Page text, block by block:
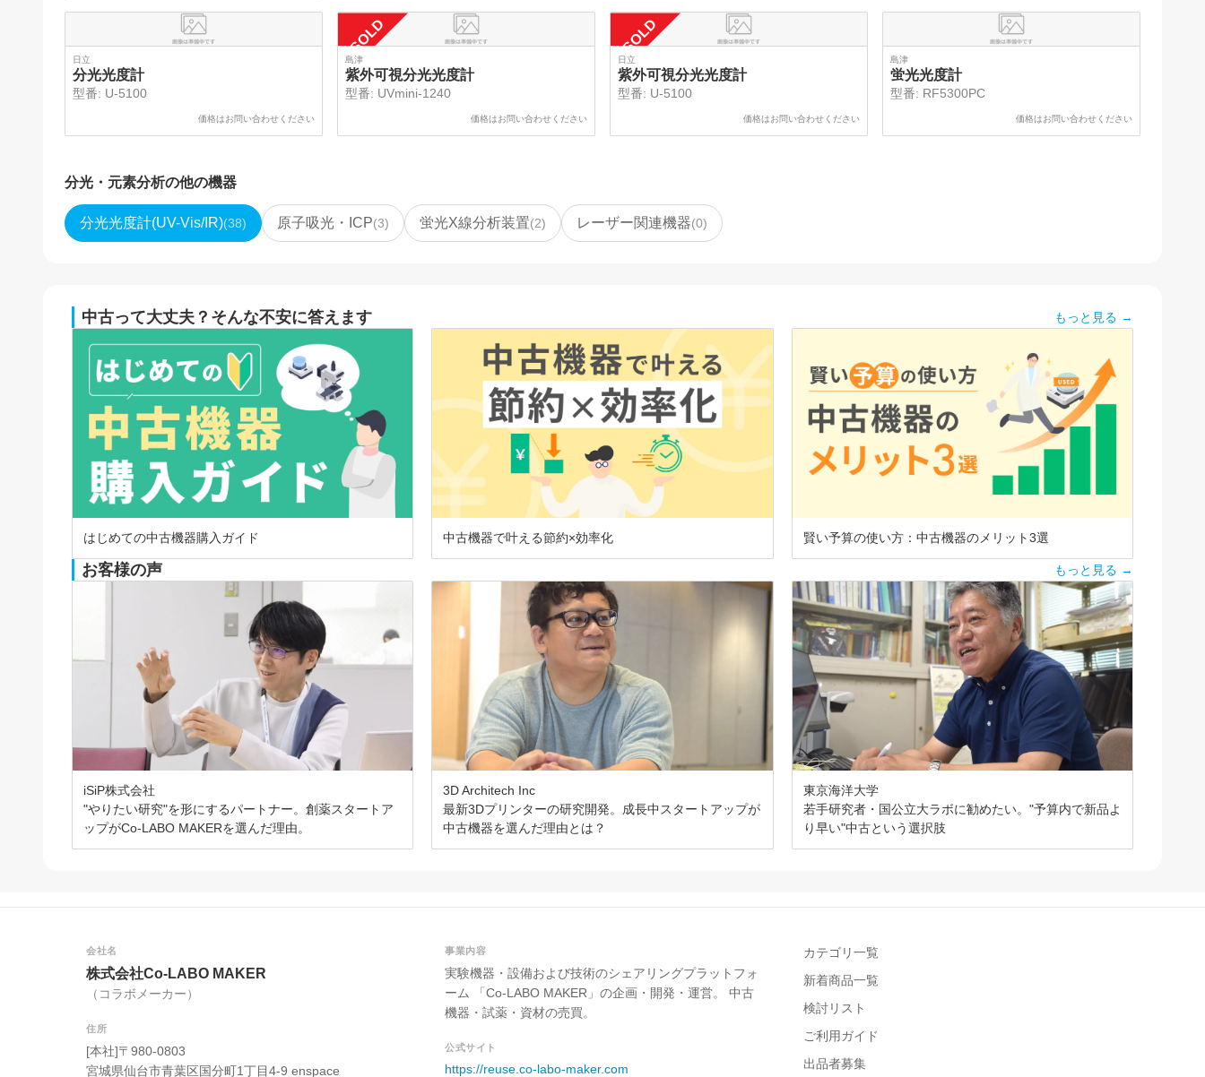
日立
分光光度計
型番: U-5100
価格はお問い合わせください
SOLD
島津
紫外可視分光光度計
型番: UVmini-1240
価格はお問い合わせください
SOLD
日立
紫外可視分光光度計
型番: U-5100
価格はお問い合わせください
島津
蛍光光度計
型番: RF5300PC
価格はお問い合わせください
分光・元素分析の他の機器
分光光度計(UV-Vis/IR)(38) 原子吸光・ICP(3) 蛍光X線分析装置(2) レーザー関連機器(0)
中古って大丈夫？そんな不安に答えます もっと見る →
はじめての中古機器購入ガイド 中古機器で叶える節約×効率化 賢い予算の使い方：中古機器のメリット3選
お客様の声 もっと見る →
iSiP株式会社
"やりたい研究"を形にするパートナー。創薬スタートア
ップがCo-LABO MAKERを選んだ理由。
3D Architech Inc
最新3Dプリンターの研究開発。成長中スタートアップが
中古機器を選んだ理由とは？
東京海洋大学
若手研究者・国公立大ラボに勧めたい。"予算内で新品よ
り早い"中古という選択肢
会社名
株式会社Co-LABO MAKER
（コラボメーカー）
住所
[本社]〒980-0803
宮城県仙台市青葉区国分町1丁目4-9 enspace
事業内容
実験機器・設備および技術のシェアリングプラットフォ
ーム 「Co-LABO MAKER」の企画・開発・運営。 中古
機器・試薬・資材の売買。
公式サイト
https://reuse.co-labo-maker.com
カテゴリ一覧
新着商品一覧
検討リスト
ご利用ガイド
出品者募集